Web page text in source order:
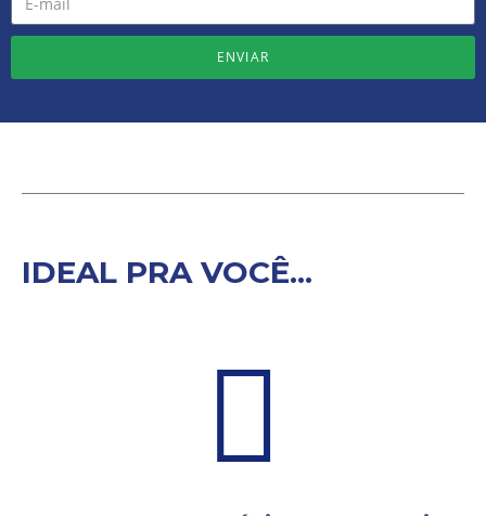
ENVIAR
IDEAL PRA VOCÊ...